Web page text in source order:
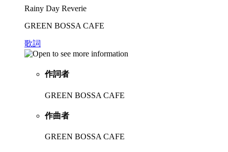
Rainy Day Reverie
GREEN BOSSA CAFE
歌詞
作詞者
GREEN BOSSA CAFE
作曲者
GREEN BOSSA CAFE